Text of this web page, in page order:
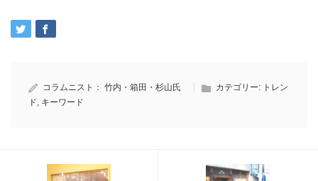
コラムニスト： 竹内・箱田・杉山氏 カテゴリー: トレン
ド, キーワード